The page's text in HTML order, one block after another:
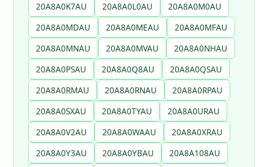
20A8A0K7AU
20A8A0L0AU
20A8A0M0AU
20A8A0MDAU
20A8A0MEAU
20A8A0MFAU
20A8A0MNAU
20A8A0MVAU
20A8A0NHAU
20A8A0PSAU
20A8A0Q8AU
20A8A0QSAU
20A8A0RMAU
20A8A0RNAU
20A8A0RPAU
20A8A0SXAU
20A8A0TYAU
20A8A0URAU
20A8A0V2AU
20A8A0WAAU
20A8A0XRAU
20A8A0Y3AU
20A8A0YBAU
20A8A108AU